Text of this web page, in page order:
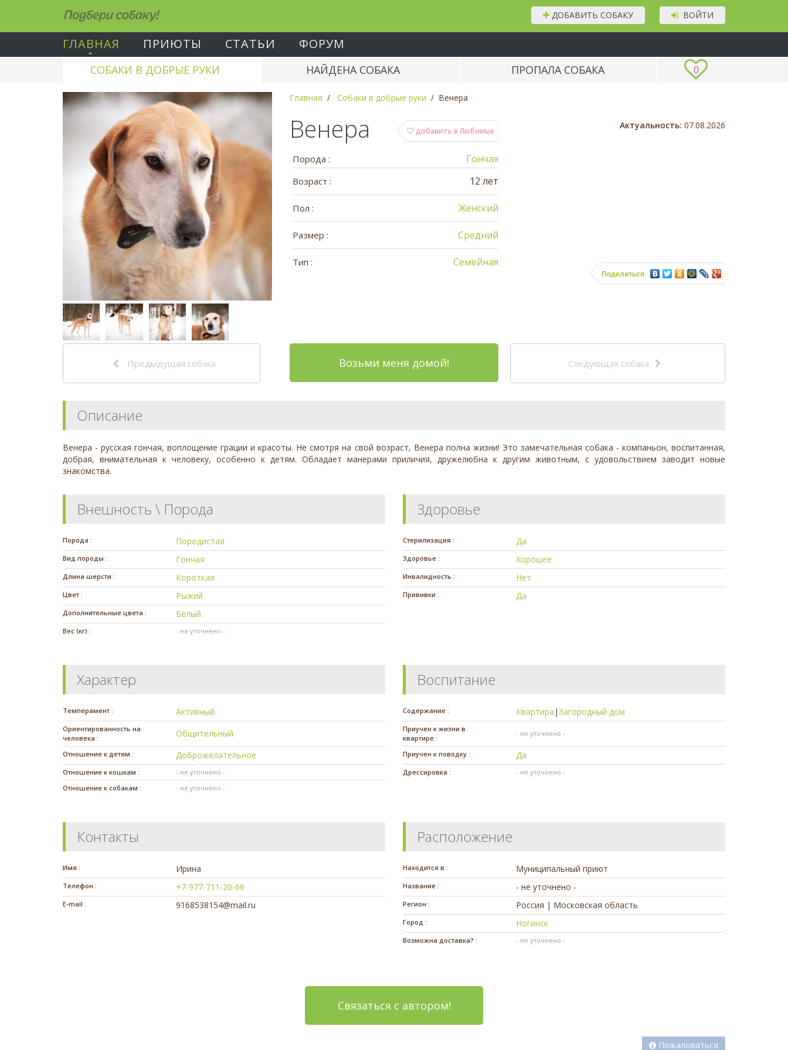
Подбери собаку! ВОЙТИ
ДОБАВИТЬ СОБАКУ
ГЛАВНАЯ ПРИЮТЫ СТАТЬИ ФОРУМ
0
СОБАКИ В ДОБРЫЕ РУКИ НАЙДЕНА СОБАКА ПРОПАЛА СОБАКА
Главная Собаки в добрые руки Венера
добавить в Любимые
Венера
Порода : Гончая
Возраст : 12 лет
Пол : Женский
Размер : Средний
Тип : Семейная
Актуальность: 07.08.2026
Поделиться
Предыдущая собака Возьми меня домой! Следующая собака
Описание
Венера - русская гончая, воплощение грации и красоты. Не смотря на свой возраст, Венера полна жизни! Это замечательная собака - компаньон, воспитанная,
добрая, внимательная к человеку, особенно к детям. Обладает манерами приличия, дружелюбна к другим животным, с удовольствием заводит новые
знакомства.
Внешность \ Порода
Порода : Породистая
Вид породы : Гончая
Длина шерсти : Короткая
Цвет : Рыжий
Дополнительные цвета : Белый
Вес (кг) : - не уточнено -
Здоровье
Стерилизация : Да
Здоровье : Хорошее
Инвалидность : Нет
Прививки : Да
Характер
Темперамент : Активный
Ориентированность на
человека :
Общительный
Отношение к детям : Доброжелательное
Отношение к кошкам :
- не уточнено -
Отношение к собакам :
- не уточнено -
Воспитание
Содержание : Квартира |Загородный дом
Приучен к жизни в
квартире :
- не уточнено -
Приучен к поводку : Да
Дрессировка : - не уточнено -
Контакты
Имя : Ирина
Телефон : +7-977-711-20-66
E-mail : 9168538154@mail.ru
Расположение
Находится в : Муниципальный приют
Название : - не уточнено -
Регион : Россия | Московская область
Город : Ногинск
Возможна доставка? : - не уточнено -
Связаться с автором!
Пожаловаться